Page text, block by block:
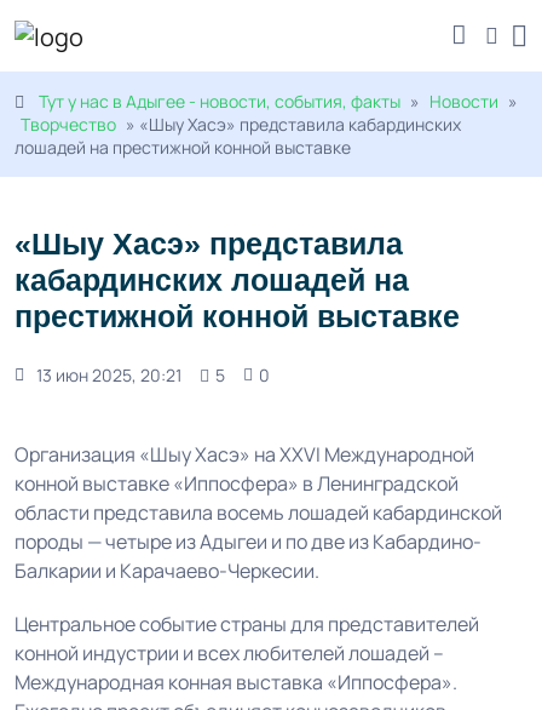
Тут у нас в Адыгее - новости, события, факты » Новости »
Творчество » «Шыу Хасэ» представила кабардинских
лошадей на престижной конной выставке
«Шыу Хасэ» представила
кабардинских лошадей на
престижной конной выставке
13 июн 2025, 20:21 5 0
Организация «Шыу Хасэ» на XXVI Международной
конной выставке «Иппосфера» в Ленинградской
области представила восемь лошадей кабардинской
породы — четыре из Адыгеи и по две из Кабардино-
Балкарии и Карачаево-Черкесии.
Центральное событие страны для представителей
конной индустрии и всех любителей лошадей –
Международная конная выставка «Иппосфера».